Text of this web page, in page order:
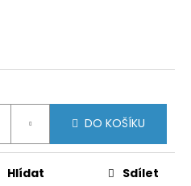
DO KOŠÍKU
Hlídat Sdílet